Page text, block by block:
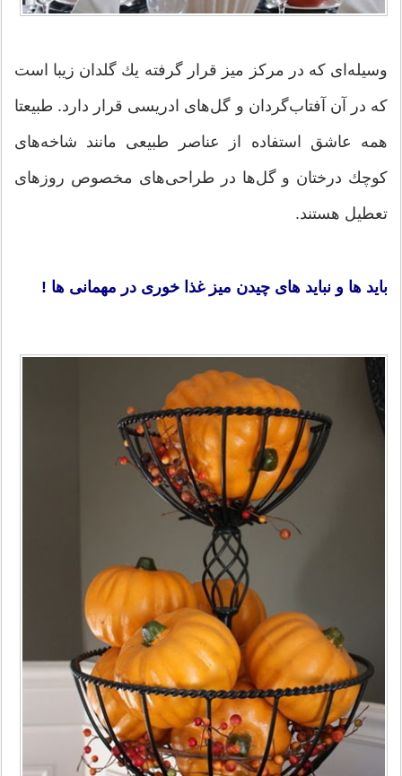
وسیله‌ای كه در مركز میز قرار گرفته یك گلدان زیبا است
كه در آن آفتاب‌گردان‌ و گل‌های ادریسی قرار دارد. طبیعتا
همه عاشق استفاده از عناصر طبیعی مانند شاخه‌های
كوچك درختان و گل‌ها در طراحی‌های مخصوص روزهای
تعطیل هستند.
باید ها و نباید های چیدن میز غذا خوری در مهمانی ها !